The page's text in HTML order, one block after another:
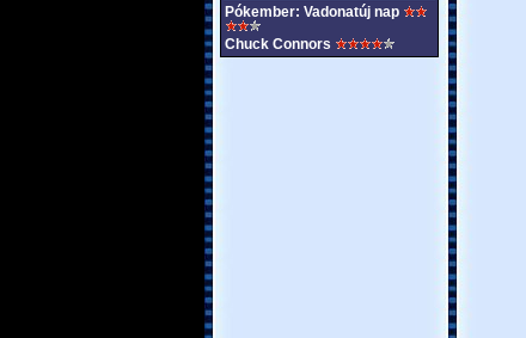
Pókember: Vadonatúj nap
Chuck Connors